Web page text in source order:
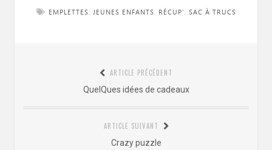
EMPLETTES, JEUNES ENFANTS, RÉCUP', SAC À TRUCS
ARTICLE PRÉCÉDENT
Article
précédent
:
QuelQues idées de cadeaux
ARTICLE SUIVANT
Article
Crazy puzzle